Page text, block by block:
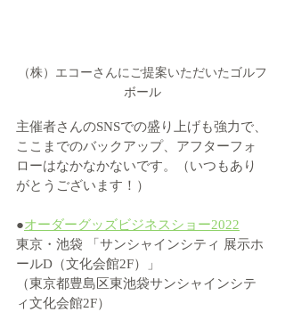
（株）エコーさんにご提案いただいたゴルフ
ボール
主催者さんのSNSでの盛り上げも強力で、
ここまでのバックアップ、アフターフォ
ローはなかなかないです。（いつもあり
がとうございます！）
●オーダーグッズビジネスショー2022
東京・池袋 「サンシャインシティ 展示ホ
ールD（文化会館2F）」
（東京都豊島区東池袋サンシャインシテ
ィ文化会館2F）